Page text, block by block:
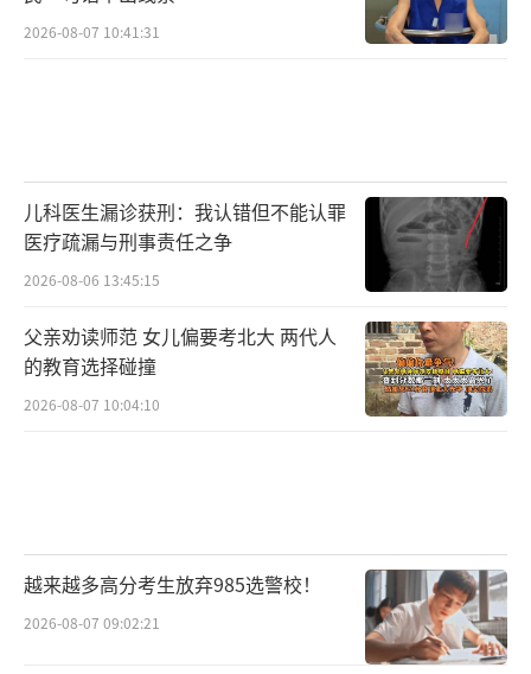
2026-08-07 10:41:31
儿科医生漏诊获刑：我认错但不能认罪
医疗疏漏与刑事责任之争
2026-08-06 13:45:15
父亲劝读师范 女儿偏要考北大 两代人
的教育选择碰撞
2026-08-07 10:04:10
越来越多高分考生放弃985选警校！
2026-08-07 09:02:21